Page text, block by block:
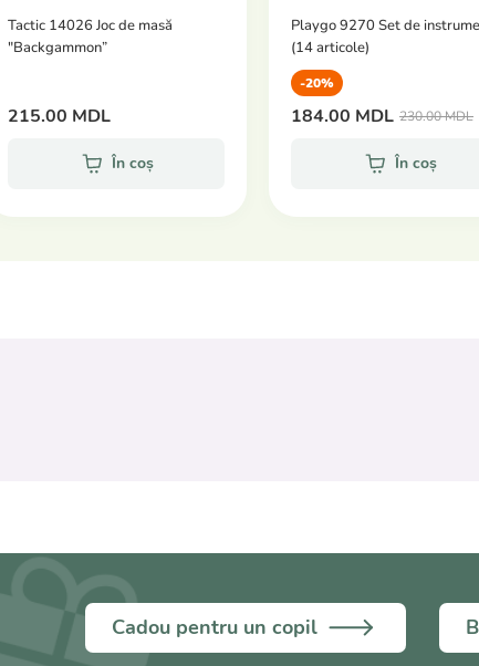
Tactic 14026 Joc de masă
"Backgammon”
215.00 MDL
În coș
Playgo 9270 Set de
(14 articole)
-20%
184.00 MDL 230.00 MDL
În coș
Cadou pentru un copil